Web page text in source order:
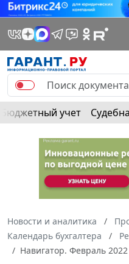
Бюджетный учет
Новости и аналитика
Календарь бухгалтера
Навигатор. Февраль 2022